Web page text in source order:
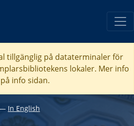
tillgänglig på dataterminaler för
lokaler. Mer info
på info sidan.
In English